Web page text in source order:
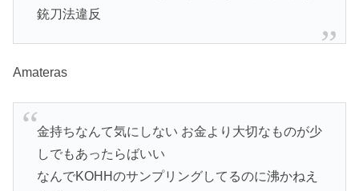
銃刀法違反
Amateras
金持ちなんて気にしない お金より大切なものが少
しでもあったらばいい
なんでKOHHのサンプリングしてるのに沸かねえ